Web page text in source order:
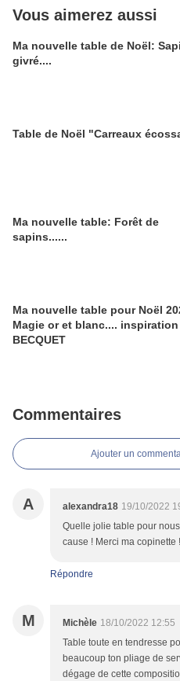
Vous aimerez aussi
Ma nouvelle table de Noël:
givré....
Table de Noël "Carreaux
Ma nouvelle table: Forêt de
sapins......
Ma nouvelle table pour Noël
Magie or et blanc.... inspiration
BECQUET
Commentaires
Ajouter un
A alexandra18 19/10/2022
Quelle jolie table pour
cause ! Merci ma copinette
Répondre
M Michèle 18/10/2022 12:55
Table toute en tendresse
beaucoup ton pliage de
dégage de cette